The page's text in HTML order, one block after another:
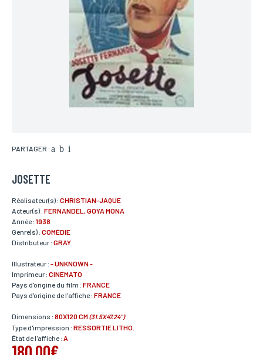
PARTAGER :
JOSETTE
Réalisateur(s) : CHRISTIAN-JAQUE
Acteur(s) : FERNANDEL, GOYA MONA
Année : 1938
Genre(s) : COMÉDIE
Distributeur : GRAY
Illustrateur : - UNKNOWN -
Imprimeur : CINEMATO
Pays d'origine du film : FRANCE
Pays d'origine de l'affiche : FRANCE
Dimensions : 80X120 CM(31.5X47.24")
Type d'impression : RESSORTIE LITHO.
État de l'affiche : A